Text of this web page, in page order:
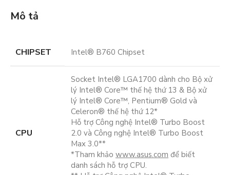
Mô tả
CHIPSET Intel® B760 Chipset
CPU
Socket Intel® LGA1700 dành cho Bộ xử
lý Intel® Core™ thế hệ thứ 13 & Bộ xử
lý Intel® Core™, Pentium® Gold và
Celeron® thế hệ thứ 12*
Hỗ trợ Công nghệ Intel® Turbo Boost
2.0 và Công nghệ Intel® Turbo Boost
Max 3.0**
*Tham khảo www.asus.com để biết
danh sách hỗ trợ CPU.